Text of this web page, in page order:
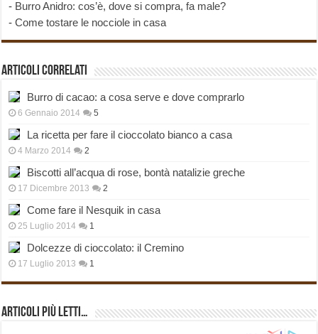
- Burro Anidro: cos’è, dove si compra, fa male?
-Come tostare le nocciole in casa
Articoli correlati
Burro di cacao: a cosa serve e dove comprarlo
6 Gennaio 2014 5
La ricetta per fare il cioccolato bianco a casa
4 Marzo 2014 2
Biscotti all’acqua di rose, bontà natalizie greche
17 Dicembre 2013 2
Come fare il Nesquik in casa
25 Luglio 2014 1
Dolcezze di cioccolato: il Cremino
17 Luglio 2013 1
Articoli più Letti…